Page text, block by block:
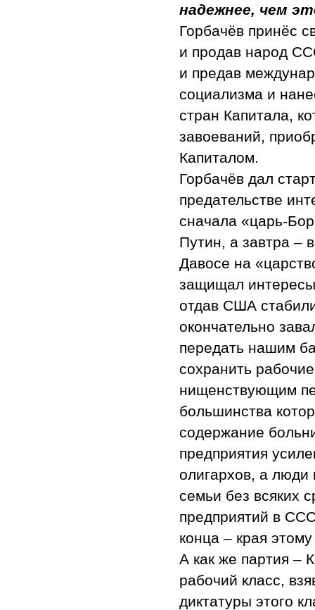
надежнее, чем
Горбачёв принёс
и продав народ
и предав
социализма и
стран Капитала,
завоеваний,
Капиталом.
Горбачёв дал
предательстве
сначала «царь-
Путин, а завтра –
Давосе на
защищал
отдав США
окончательно
передать нашим
сохранить
нищенствующим
большинства
содержание
предприятия
олигархов, а люди
семьи без всяких
предприятий в
конца – края
А как же партия –
рабочий класс,
диктатуры этого